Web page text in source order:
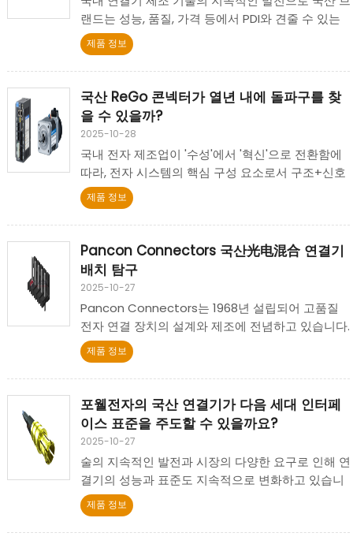
랜드는 성능, 품질, 가격 등에서 PDI와 견줄 수 있는
경쟁력을 점점 갖추고 있습니다.
제품 정보
국산 ReGo 콘넥터가 열년 내에 돌파구를 찾
을 수 있을까?
2025-10-28
국내 전자 제조업이 '수성'에서 '혁신'으로 전환함에
따라, 전자 시스템의 핵심 구성 요소로서 구조+신호
+전력 부품으로서의 콘ector는 국산 대체 추세가 점
점 더 명확해지고 있습니다.
제품 정보
Pancon Connectors 국산光电混合 연결기
배치 탐구
2025-10-27
Pancon Connectors는 1968년 설립되어 고품질
전자 연결 장치의 설계와 제조에 전념하고 있습니다.
제품은 IDC 시리즈(예: MAS-CON), DIN 41612 시리
즈(예: HI-CON) 등을 포함하고 있습니다.
제품 정보
포웰전자의 국산 연결기가 다음 세대 인터페
이스 표준을 주도할 수 있을까요?
2025-10-27
술의 지속적인 발전과 시장의 다양한 요구로 인해 연
결기의 성능과 표준도 지속적으로 변화하고 있습니
다. 이러한 배경에서 국산 연결기가 다음 세대 인터페
이스 표준을 주도할 수 있는지가 산업계의 관심의 초
점이 되고 있습니다.
제품 정보